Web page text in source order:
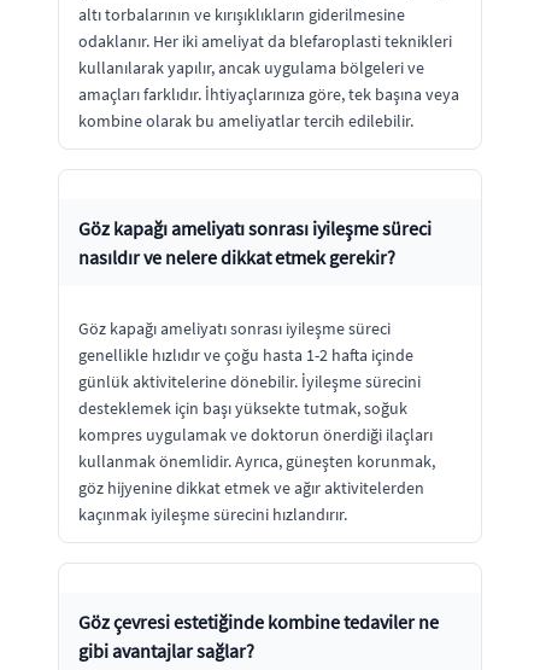
altı torbalarının ve kırışıklıkların giderilmesine
odaklanır. Her iki ameliyat da blefaroplasti teknikleri
kullanılarak yapılır, ancak uygulama bölgeleri ve
amaçları farklıdır. İhtiyaçlarınıza göre, tek başına veya
kombine olarak bu ameliyatlar tercih edilebilir.
Göz kapağı ameliyatı sonrası iyileşme süreci
nasıldır ve nelere dikkat etmek gerekir?
Göz kapağı ameliyatı sonrası iyileşme süreci
genellikle hızlıdır ve çoğu hasta 1-2 hafta içinde
günlük aktivitelerine dönebilir. İyileşme sürecini
desteklemek için başı yüksekte tutmak, soğuk
kompres uygulamak ve doktorun önerdiği ilaçları
kullanmak önemlidir. Ayrıca, güneşten korunmak,
göz hijyenine dikkat etmek ve ağır aktivitelerden
kaçınmak iyileşme sürecini hızlandırır.
Göz çevresi estetiğinde kombine tedaviler ne
gibi avantajlar sağlar?